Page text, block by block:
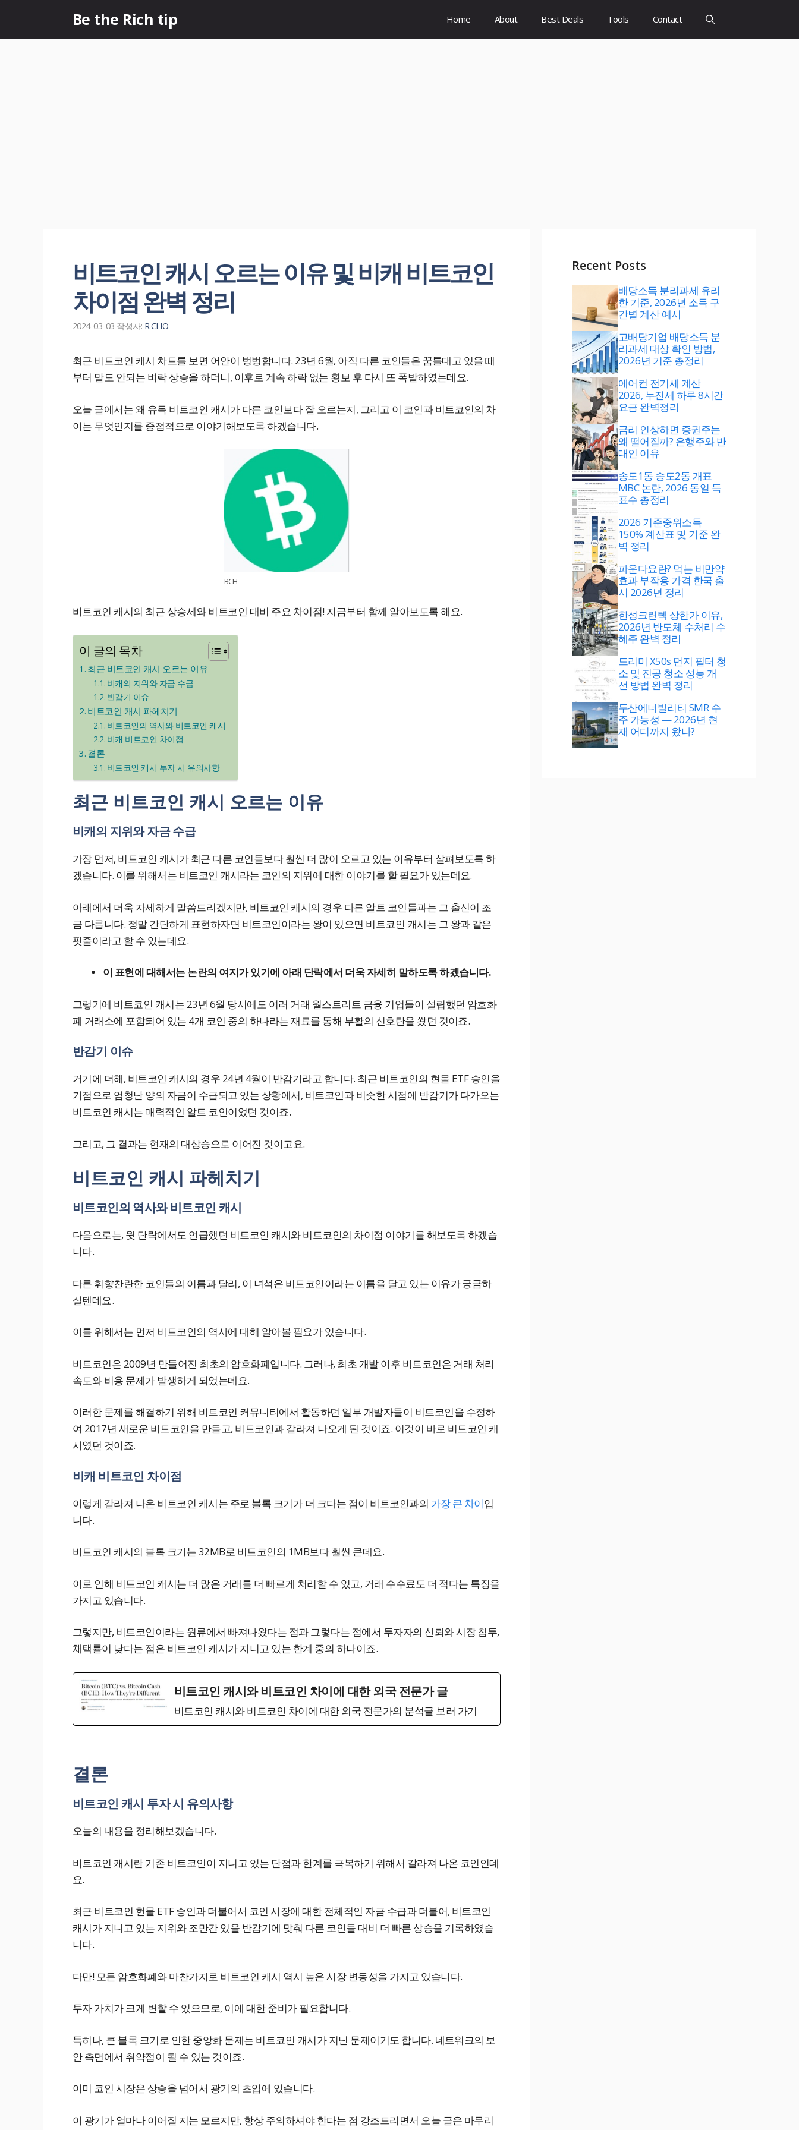
츠
Be the Rich tip Home About Best Deals Tools Contact
비트코인 캐시 오르는 이유 및 비캐 비트코인
차이점 완벽 정리
2024-03-03 작성자: R.CHO
최근 비트코인 캐시 차트를 보면 어안이 벙벙합니다. 23년 6월, 아직 다른 코인들은 꿈틀대고 있을 때
부터 말도 안되는 벼락 상승을 하더니, 이후로 계속 하락 없는 횡보 후 다시 또 폭발하였는데요.
오늘 글에서는 왜 유독 비트코인 캐시가 다른 코인보다 잘 오르는지, 그리고 이 코인과 비트코인의 차
이는 무엇인지를 중점적으로 이야기해보도록 하겠습니다.
BCH
비트코인 캐시의 최근 상승세와 비트코인 대비 주요 차이점! 지금부터 함께 알아보도록 해요.
이 글의 목차
최근 비트코인 캐시 오르는 이유
비캐의 지위와 자금 수급
반감기 이슈
비트코인 캐시 파헤치기
비트코인의 역사와 비트코인 캐시
비캐 비트코인 차이점
결론
비트코인 캐시 투자 시 유의사항
최근 비트코인 캐시 오르는 이유
비캐의 지위와 자금 수급
가장 먼저, 비트코인 캐시가 최근 다른 코인들보다 훨씬 더 많이 오르고 있는 이유부터 살펴보도록 하
겠습니다. 이를 위해서는 비트코인 캐시라는 코인의 지위에 대한 이야기를 할 필요가 있는데요.
아래에서 더욱 자세하게 말씀드리겠지만, 비트코인 캐시의 경우 다른 알트 코인들과는 그 출신이 조
금 다릅니다. 정말 간단하게 표현하자면 비트코인이라는 왕이 있으면 비트코인 캐시는 그 왕과 같은
핏줄이라고 할 수 있는데요.
이 표현에 대해서는 논란의 여지가 있기에 아래 단락에서 더욱 자세히 말하도록 하겠습니다.
그렇기에 비트코인 캐시는 23년 6월 당시에도 여러 거래 월스트리트 금융 기업들이 설립했던 암호화
폐 거래소에 포함되어 있는 4개 코인 중의 하나라는 재료를 통해 부활의 신호탄을 쐈던 것이죠.
반감기 이슈
거기에 더해, 비트코인 캐시의 경우 24년 4월이 반감기라고 합니다. 최근 비트코인의 현물 ETF 승인을
기점으로 엄청난 양의 자금이 수급되고 있는 상황에서, 비트코인과 비슷한 시점에 반감기가 다가오는
비트코인 캐시는 매력적인 알트 코인이었던 것이죠.
그리고, 그 결과는 현재의 대상승으로 이어진 것이고요.
비트코인 캐시 파헤치기
비트코인의 역사와 비트코인 캐시
다음으로는, 윗 단락에서도 언급했던 비트코인 캐시와 비트코인의 차이점 이야기를 해보도록 하겠습
니다.
다른 휘향찬란한 코인들의 이름과 달리, 이 녀석은 비트코인이라는 이름을 달고 있는 이유가 궁금하
실텐데요.
이를 위해서는 먼저 비트코인의 역사에 대해 알아볼 필요가 있습니다.
비트코인은 2009년 만들어진 최초의 암호화폐입니다. 그러나, 최초 개발 이후 비트코인은 거래 처리
속도와 비용 문제가 발생하게 되었는데요.
이러한 문제를 해결하기 위해 비트코인 커뮤니티에서 활동하던 일부 개발자들이 비트코인을 수정하
여 2017년 새로운 비트코인을 만들고, 비트코인과 갈라져 나오게 된 것이죠. 이것이 바로 비트코인 캐
시였던 것이죠.
비캐 비트코인 차이점
이렇게 갈라져 나온 비트코인 캐시는 주로 블록 크기가 더 크다는 점이 비트코인과의 가장 큰 차이입
니다.
비트코인 캐시의 블록 크기는 32MB로 비트코인의 1MB보다 훨씬 큰데요.
이로 인해 비트코인 캐시는 더 많은 거래를 더 빠르게 처리할 수 있고, 거래 수수료도 더 적다는 특징을
가지고 있습니다.
그렇지만, 비트코인이라는 원류에서 빠져나왔다는 점과 그렇다는 점에서 투자자의 신뢰와 시장 침투,
채택률이 낮다는 점은 비트코인 캐시가 지니고 있는 한계 중의 하나이죠.
비트코인 캐시와 비트코인 차이에 대한 외국 전문가 글
비트코인 캐시와 비트코인 차이에 대한 외국 전문가의 분석글 보러 가기
결론
비트코인 캐시 투자 시 유의사항
오늘의 내용을 정리해보겠습니다.
비트코인 캐시란 기존 비트코인이 지니고 있는 단점과 한계를 극복하기 위해서 갈라져 나온 코인인데
요.
최근 비트코인 현물 ETF 승인과 더불어서 코인 시장에 대한 전체적인 자금 수급과 더불어, 비트코인
캐시가 지니고 있는 지위와 조만간 있을 반감기에 맞춰 다른 코인들 대비 더 빠른 상승을 기록하였습
니다.
다만! 모든 암호화폐와 마찬가지로 비트코인 캐시 역시 높은 시장 변동성을 가지고 있습니다.
투자 가치가 크게 변할 수 있으므로, 이에 대한 준비가 필요합니다.
특히나, 큰 블록 크기로 인한 중앙화 문제는 비트코인 캐시가 지닌 문제이기도 합니다. 네트워크의 보
안 측면에서 취약점이 될 수 있는 것이죠.
이미 코인 시장은 상승을 넘어서 광기의 초입에 있습니다.
이 광기가 얼마나 이어질 지는 모르지만, 항상 주의하셔야 한다는 점 강조드리면서 오늘 글은 마무리
Recent Posts
배당소득 분리과세 유리
한 기준, 2026년 소득 구
간별 계산 예시
고배당기업 배당소득 분
리과세 대상 확인 방법,
2026년 기준 총정리
에어컨 전기세 계산
2026, 누진세 하루 8시간
요금 완벽정리
금리 인상하면 증권주는
왜 떨어질까? 은행주와 반
대인 이유
송도1동 송도2동 개표
MBC 논란, 2026 동일 득
표수 총정리
2026 기준중위소득
150% 계산표 및 기준 완
벽 정리
파운다요란? 먹는 비만약
효과 부작용 가격 한국 출
시 2026년 정리
한성크린텍 상한가 이유,
2026년 반도체 수처리 수
혜주 완벽 정리
드리미 X50s 먼지 필터 청
소 및 진공 청소 성능 개
선 방법 완벽 정리
두산에너빌리티 SMR 수
주 가능성 — 2026년 현
재 어디까지 왔나?